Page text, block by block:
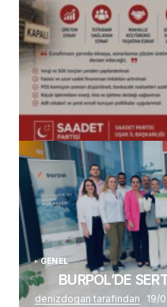
(başlıksız)
Alaattin Karahan tarafından 14/
GENEL
BURPOL’DE
denizdogan tarafından 19/